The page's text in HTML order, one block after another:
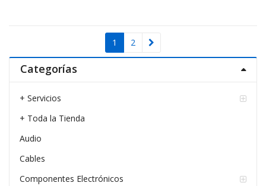
1 2
Categorías
+ Servicios
+ Toda la Tienda
Audio
Cables
Componentes Electrónicos